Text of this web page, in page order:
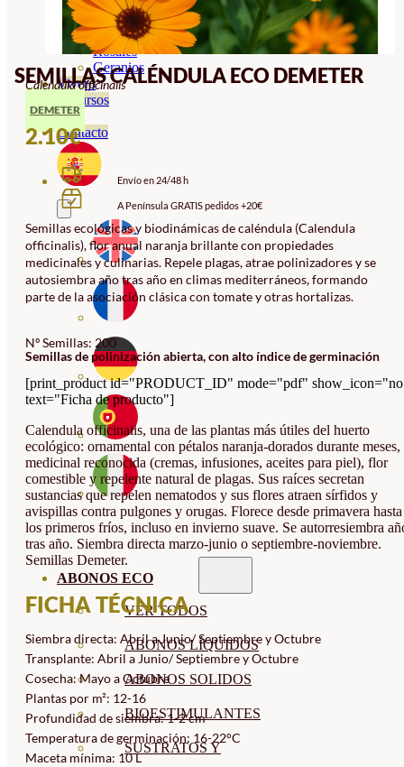
Ornamentales
Hortensias
Rosales
Geranios
Vivero
Recursos
Blog
Contacto
ABONOS ECO
VER TODOS
ABONOS LÍQUIDOS
ABONOS SOLIDOS
BIOESTIMULANTES
SUSTRATOS Y
SEMILLAS CALÉNDULA ECO DEMETER
Calendula officinalis
DEMETER
2.10€
Envío en 24/48 h
A Península GRATIS pedidos +20€
Semillas ecológicas y biodinámicas de caléndula (Calendula
officinalis), flor anual naranja brillante con propiedades
medicinales y culinarias. Repele plagas, atrae polinizadores y se
autosiembra año tras año en climas mediterráneos, formando
parte de la asociación clásica con tomate y otras hortalizas.
Nº Semillas: 200
Semillas de polinización abierta, con alto índice de germinación
[print_product id="PRODUCT_ID" mode="pdf"
text="Ficha de producto"]
Calendula officinalis, una de las plantas más útiles del huerto
ecológico: ornamental con pétalos naranja-dorados durante meses,
medicinal reconocida (cremas, infusiones, aceites para piel), flor
comestible y repelente natural de plagas. Sus raíces secretan
sustancias que repelen nematodos y sus flores atraen sírfidos y
avispillas contra pulgones y orugas. Florece desde primavera hasta
los primeros fríos, incluso en invierno suave. Se autorresiembra
tras año. Siembra directa marzo-junio o septiembre-noviembre.
Semillas Demeter.
FICHA TÉCNICA
Siembra directa: Abril a Junio/ Septiembre y Octubre
Transplante: Abril a Junio/ Septiembre y Octubre
Cosecha: Mayo a Octubre
Plantas por m²: 12-16
Profundidad de siembra: 1-2 cm
Temperatura de germinación: 16-22°C
Maceta mínima: 10 L